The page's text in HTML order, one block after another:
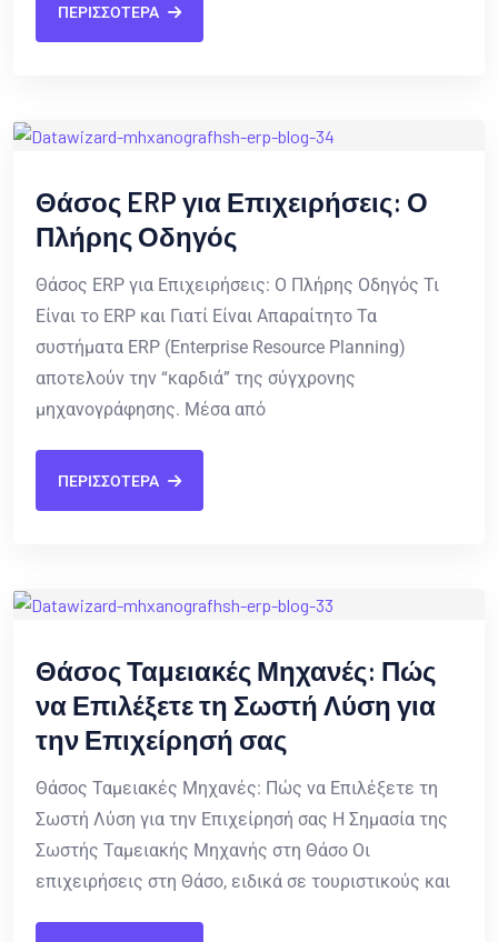
ΠΕΡΙΣΣΟΤΕΡΑ
Θάσος ERP για Επιχειρήσεις: Ο
Πλήρης Οδηγός
Θάσος ERP για Επιχειρήσεις: Ο Πλήρης Οδηγός Τι
Είναι το ERP και Γιατί Είναι Απαραίτητο Τα
συστήματα ERP (Enterprise Resource Planning)
αποτελούν την “καρδιά” της σύγχρονης
μηχανογράφησης. Μέσα από
ΠΕΡΙΣΣΟΤΕΡΑ
Θάσος Ταμειακές Μηχανές: Πώς
να Επιλέξετε τη Σωστή Λύση για
την Επιχείρησή σας
Θάσος Ταμειακές Μηχανές: Πώς να Επιλέξετε τη
Σωστή Λύση για την Επιχείρησή σας Η Σημασία της
Σωστής Ταμειακής Μηχανής στη Θάσο Οι
επιχειρήσεις στη Θάσο, ειδικά σε τουριστικούς και